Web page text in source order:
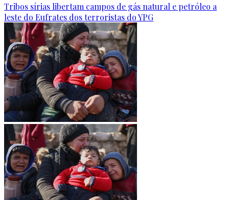
Tribos sírias libertam campos de gás natural e petróleo a
leste do Eufrates dos terroristas do YPG